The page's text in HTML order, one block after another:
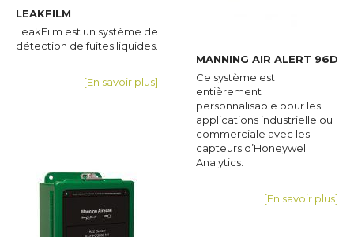
LEAKFILM
LeakFilm est un système de
détection de fuites liquides.
[En savoir plus]
MANNING AIR ALERT 96D
Ce système est
entièrement
personnalisable pour les
applications industrielle ou
commerciale avec les
capteurs d’Honeywell
Analytics.
[En savoir plus]